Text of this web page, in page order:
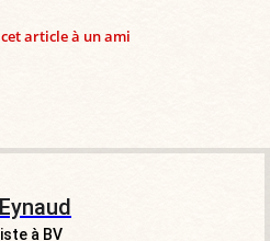
article à un ami
à BV